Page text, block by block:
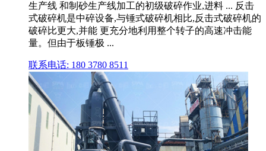
生产线 和制砂生产线加工的初级破碎作业,进料 ... 反击
式破碎机是中碎设备,与锤式破碎机相比,反击式破碎机的
破碎比更大,并能 更充分地利用整个转子的高速冲击能
量。但由于板锤极 ...
联系电话: 180 3780 8511